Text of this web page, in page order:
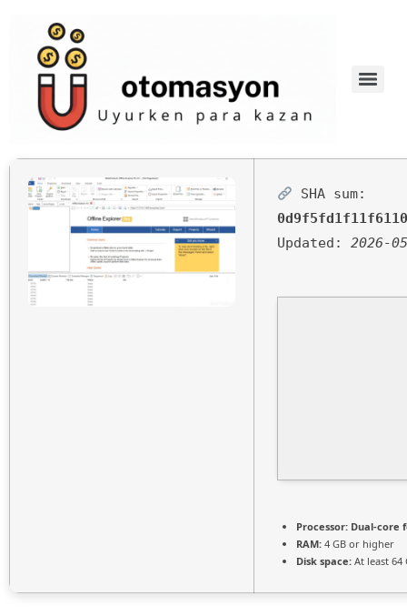
SHA sum:
Updated: 2026-
Processor: Dual-core
RAM: 4 GB or higher
Disk space: At least 64